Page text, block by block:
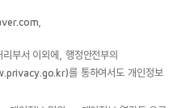
부서 이외에, 행정안전부의
를 통하여서도 개인정보